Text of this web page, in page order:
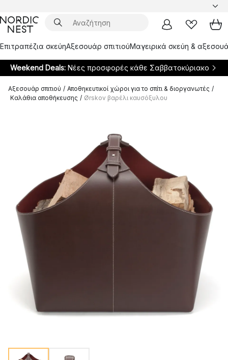
Επιτραπέζια σκεύηΑξεσουάρ σπιτιούΜαγειρικά σκεύη &
Weekend Deals: Νέες προσφορές κάθε Σαββατοκύριακο
Αξεσουάρ σπιτιού / Αποθηκευτικοί χώροι για το σπίτι & διοργανωτές /
Καλάθια αποθήκευσης / Ørskov βαρέλι καυσόξυλου